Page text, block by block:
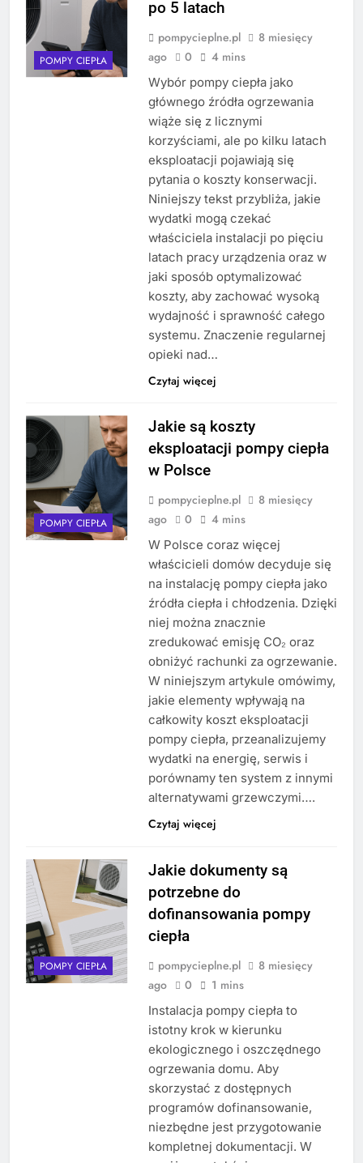
POMPY CIEPŁA
po 5 latach
pompycieplne.pl
8 miesięcy
ago
0 4 mins
Wybór pompy ciepła jako
głównego źródła ogrzewania
wiąże się z licznymi
korzyściami, ale po kilku latach
eksploatacji pojawiają się
pytania o koszty konserwacji.
Niniejszy tekst przybliża, jakie
wydatki mogą czekać
właściciela instalacji po pięciu
latach pracy urządzenia oraz w
jaki sposób optymalizować
koszty, aby zachować wysoką
wydajność i sprawność całego
systemu. Znaczenie regularnej
opieki nad…
Czytaj więcej
POMPY CIEPŁA
Jakie są koszty
eksploatacji pompy ciepła
w Polsce
pompycieplne.pl
8 miesięcy
ago
0 4 mins
W Polsce coraz więcej
właścicieli domów decyduje się
na instalację pompy ciepła jako
źródła ciepła i chłodzenia. Dzięki
niej można znacznie
zredukować emisję CO₂ oraz
obniżyć rachunki za ogrzewanie.
W niniejszym artykule omówimy,
jakie elementy wpływają na
całkowity koszt eksploatacji
pompy ciepła, przeanalizujemy
wydatki na energię, serwis i
porównamy ten system z innymi
alternatywami grzewczymi….
Czytaj więcej
POMPY CIEPŁA
Jakie dokumenty są
potrzebne do
dofinansowania pompy
ciepła
pompycieplne.pl
8 miesięcy
ago
0 1 mins
Instalacja pompy ciepła to
istotny krok w kierunku
ekologicznego i oszczędnego
ogrzewania domu. Aby
skorzystać z dostępnych
programów dofinansowanie,
niezbędne jest przygotowanie
kompletnej dokumentacji. W